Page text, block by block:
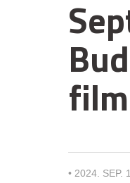
• 2024. SEP.